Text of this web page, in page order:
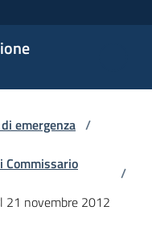
emergenza /
Commissario
/
21 novembre 2012